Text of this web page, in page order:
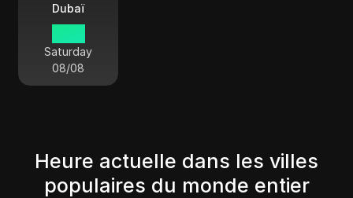
Dubaï
Saturday
08/08
Heure actuelle dans les villes
populaires du monde entier